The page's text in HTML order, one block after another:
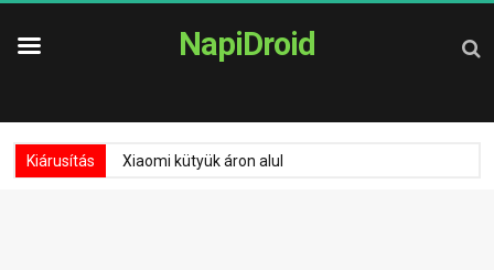
NapiDroid
Kiárusítás Xiaomi kütyük áron alul